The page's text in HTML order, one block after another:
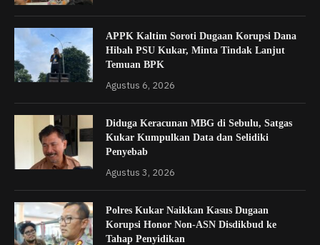
APPK Kaltim Soroti Dugaan Korupsi Dana
Hibah PSU Kukar, Minta Tindak Lanjut
Temuan BPK
Agustus 6, 2026
Diduga Keracunan MBG di Sebulu, Satgas
Kukar Kumpulkan Data dan Selidiki
Penyebab
Agustus 3, 2026
Polres Kukar Naikkan Kasus Dugaan
Korupsi Honor Non-ASN Disdikbud ke
Tahap Penyidikan